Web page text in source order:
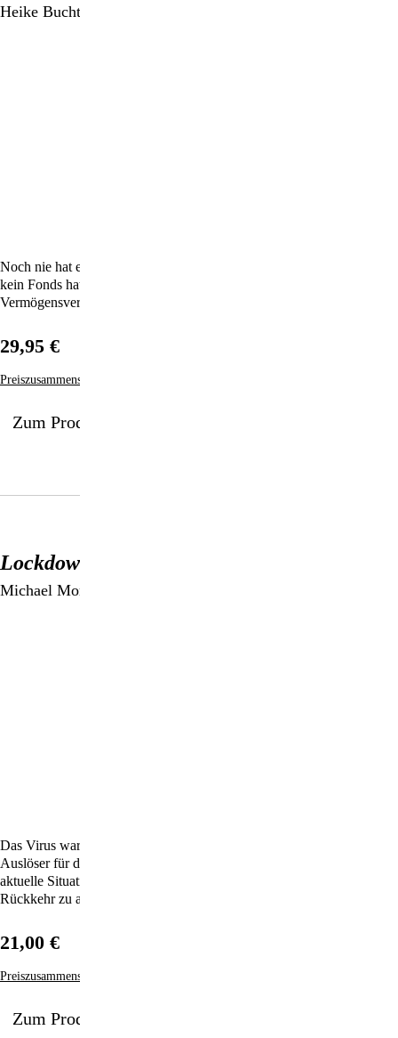
Heike Buchter
Noch nie hat es ein Imperium wie BlackRock gegeben. Keine Bank,
kein Fonds hat annähernd so viel Einfluss wie der amerikanische
Vermögensverwalter, der wie eine internationale Schattenbank agiert.
Zum Produkt
29,95 €
Preiszusammensetzung
Lockdown
Michael Morris
Das Virus war nicht die Ursache. Es war nur der willkommene
Auslöser für das größte, je gewagte Experiment am Menschen. Die
aktuelle Situation wurde von langer Hand vorbereitet und macht eine
Rückkehr zu alten Normalität (scheinbar) unmöglich.
Zum Produkt
21,00 €
Preiszusammensetzung